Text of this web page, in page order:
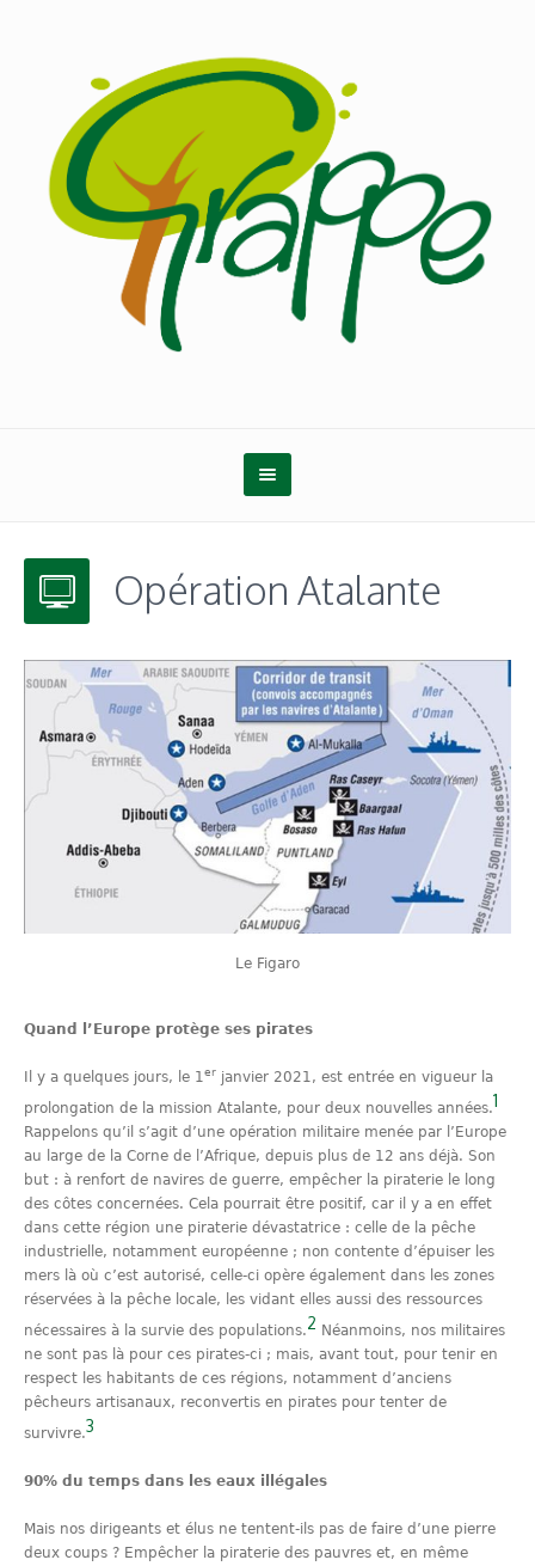
Opération Atalante
Le Figaro
Quand l’Europe protège ses pirates
Il y a quelques jours, le 1er janvier 2021, est entrée en vigueur la
prolongation de la mission Atalante, pour deux nouvelles années.1
Rappelons qu’il s’agit d’une opération militaire menée par l’Europe
au large de la Corne de l’Afrique, depuis plus de 12 ans déjà. Son
but : à renfort de navires de guerre, empêcher la piraterie le long
des côtes concernées. Cela pourrait être positif, car il y a en effet
dans cette région une piraterie dévastatrice : celle de la pêche
industrielle, notamment européenne ; non contente d’épuiser les
mers là où c’est autorisé, celle-ci opère également dans les zones
réservées à la pêche locale, les vidant elles aussi des ressources
nécessaires à la survie des populations.2 Néanmoins, nos militaires
ne sont pas là pour ces pirates-ci ; mais, avant tout, pour tenir en
respect les habitants de ces régions, notamment d’anciens
pêcheurs artisanaux, reconvertis en pirates pour tenter de
survivre.3
90% du temps dans les eaux illégales
Mais nos dirigeants et élus ne tentent-ils pas de faire d’une pierre
deux coups ? Empêcher la piraterie des pauvres et, en même